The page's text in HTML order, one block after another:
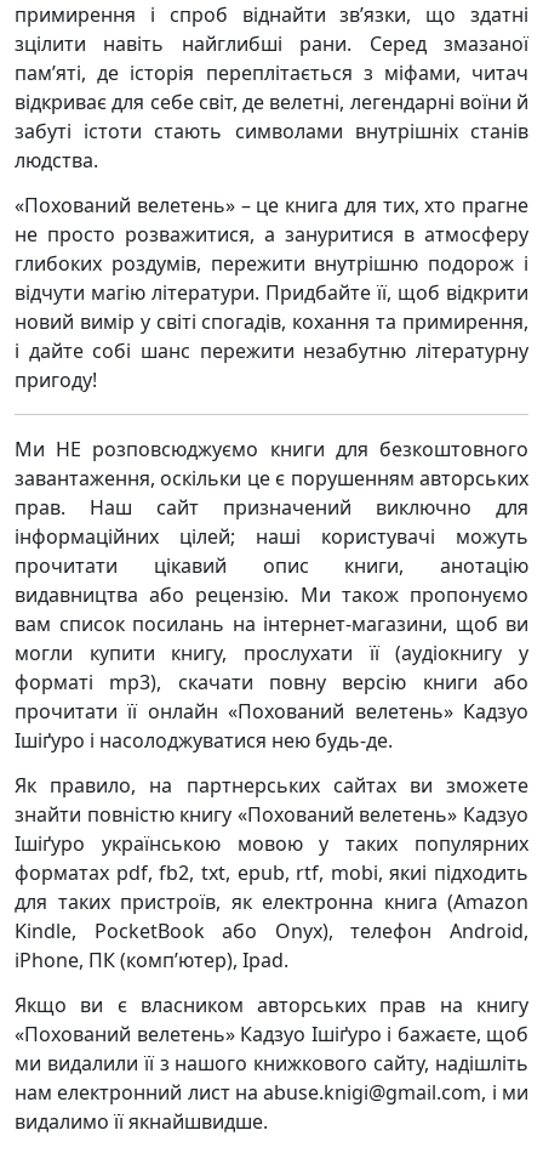
примирення і спроб віднайти зв’язки, що здатні
зцілити навіть найглибші рани. Серед змазаної
пам’яті, де історія переплітається з міфами, читач
відкриває для себе світ, де велетні, легендарні воїни й
забуті істоти стають символами внутрішніх станів
людства.
«Похований велетень» – це книга для тих, хто прагне
не просто розважитися, а зануритися в атмосферу
глибоких роздумів, пережити внутрішню подорож і
відчути магію літератури. Придбайте її, щоб відкрити
новий вимір у світі спогадів, кохання та примирення,
і дайте собі шанс пережити незабутню літературну
пригоду!
Ми НЕ розповсюджуємо книги для безкоштовного
завантаження, оскільки це є порушенням авторських
прав. Наш сайт призначений виключно для
інформаційних цілей; наші користувачі можуть
прочитати цікавий опис книги, анотацію
видавництва або рецензію. Ми також пропонуємо
вам список посилань на інтернет-магазини, щоб ви
могли купити книгу, прослухати її (аудіокнигу у
форматі mp3), скачати повну версію книги або
прочитати її онлайн «Похований велетень» Кадзуо
Ішіґуро і насолоджуватися нею будь-де.
Як правило, на партнерських сайтах ви зможете
знайти повністю книгу «Похований велетень» Кадзуо
Ішіґуро українською мовою у таких популярних
форматах pdf, fb2, txt, epub, rtf, mobi, якиі підходить
для таких пристроїв, як електронна книга (Amazon
Kindle, PocketBook або Onyx), телефон Android,
iPhone, ПК (комп’ютер), Ipad.
Якщо ви є власником авторських прав на книгу
«Похований велетень» Кадзуо Ішіґуро і бажаєте, щоб
ми видалили її з нашого книжкового сайту, надішліть
нам електронний лист на abuse.knigi@gmail.com, і ми
видалимо її якнайшвидше.